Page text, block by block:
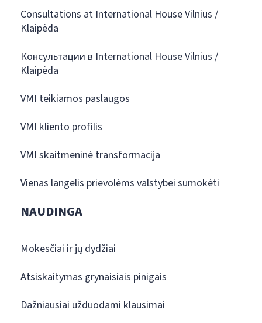
Consultations at International House Vilnius /
Klaipėda
Консультации в International House Vilnius /
Klaipėda
VMI teikiamos paslaugos
VMI kliento profilis
VMI skaitmeninė transformacija
Vienas langelis prievolėms valstybei sumokėti
NAUDINGA
Mokesčiai ir jų dydžiai
Atsiskaitymas grynaisiais pinigais
Dažniausiai užduodami klausimai